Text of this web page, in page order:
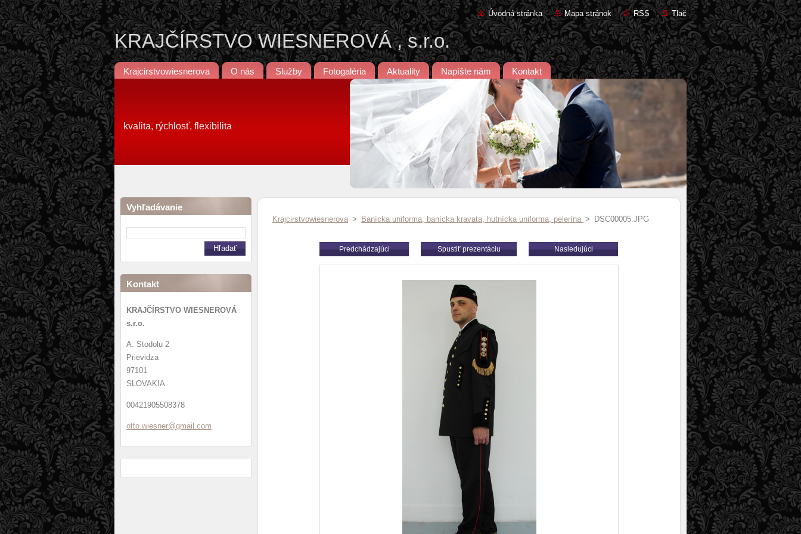
Úvodná stránka Mapa stránok RSS Tlač
KRAJČÍRSTVO WIESNEROVÁ , s.r.o.
Krajcirstvowiesnerova O nás Služby Fotogaléria Aktuality Napíšte nám Kontakt
kvalita, rýchlosť, flexibilita
Vyhľadávanie
Kontakt
KRAJČÍRSTVO WIESNEROVÁ
s.r.o.
A. Stodolu 2
Prievidza
97101
SLOVAKIA
00421905508378
otto.wiesner@gmail.com
Krajcirstvowiesnerova > Banícka uniforma, banícka kravata, hutnícka uniforma, pelerína > DSC00005.JPG
Predchádzajúci Spustiť prezentáciu Nasledujúci